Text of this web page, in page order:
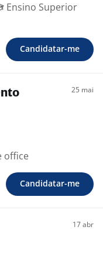
Ensino Superior
Candidatar-me
25 mai
office
Candidatar-me
17 abr